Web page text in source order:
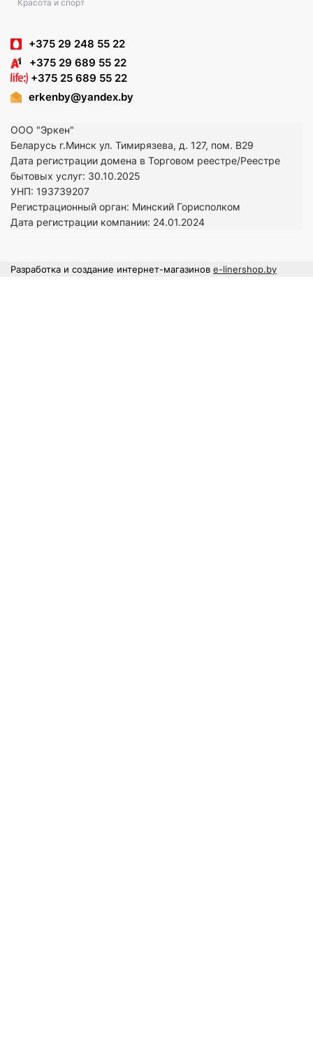
Красота и спорт
+375 29 248 55 22
+375 29 689 55 22
+375 25 689 55 22
erkenby@yandex.by
ООО "Эркен"
Беларусь г.Минск ул. Тимирязева, д. 127, пом. В29
Дата регистрации домена в Торговом реестре/Реестре
бытовых услуг: 30.10.2025
УНП: 193739207
Регистрационный орган: Минский Горисполком
Дата регистрации компании: 24.01.2024
Разработка и создание интернет-магазинов e-linershop.by